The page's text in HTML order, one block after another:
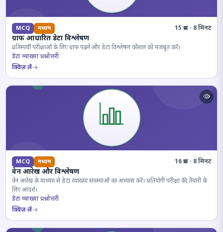
MCQ मध्यम 15 प्रश्न · 8 मिनट
ग्राफ आधारित डेटा विश्लेषण
प्रतिस्पर्धी परीक्षाओं के लिए ग्राफ पढ़ने और डेटा विश्लेषण कौशल को मजबूत करें।
डेटा व्याख्या प्रश्नोत्तरी
क्विज़ लें
MCQ मध्यम 16 प्रश्न · 8 मिनट
वेन आरेख और विश्लेषण
वेन आरेख के माध्यम से डेटा व्याख्या समस्याओं का अभ्यास करें। प्रतियोगी परीक्षा की तैयारी के
लिए आदर्श।
डेटा व्याख्या प्रश्नोत्तरी
क्विज़ लें